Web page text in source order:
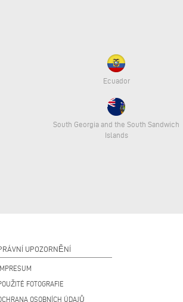
Ecuador
South Georgia and the South Sandwich
Islands
UPOZORNĚNÍ
IMPRESUM
FOTOGRAFIE
OSOBNÍCH ÚDAJŮ